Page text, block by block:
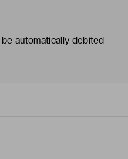
automatically debited